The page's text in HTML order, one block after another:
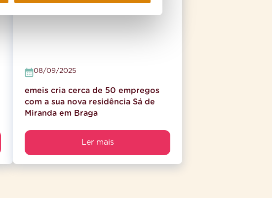
08/09/2025
emeis cria cerca de 50 empregos
com a sua nova residência Sá de
Miranda em Braga
Ler mais